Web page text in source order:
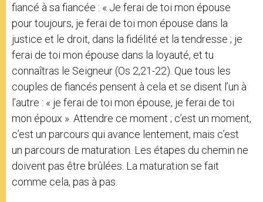
fiancé à sa fiancée : « Je ferai de toi mon épouse
pour toujours, je ferai de toi mon épouse dans la
justice et le droit, dans la fidélité et la tendresse ; je
ferai de toi mon épouse dans la loyauté, et tu
connaîtras le Seigneur (Os 2,21-22). Que tous les
couples de fiancés pensent à cela et se disent l’un à
l’autre : « je ferai de toi mon épouse, je ferai de toi
mon époux ». Attendre ce moment ; c’est un moment,
c’est un parcours qui avance lentement, mais c’est
un parcours de maturation. Les étapes du chemin ne
doivent pas être brûlées. La maturation se fait
comme cela, pas à pas.